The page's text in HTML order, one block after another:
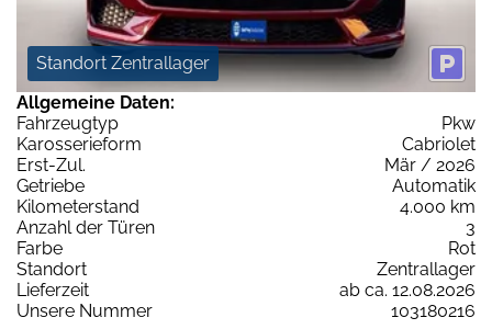
Standort Zentrallager
Allgemeine Daten:
Fahrzeugtyp
Pkw
Karosserieform
Cabriolet
Erst-Zul.
Mär / 2026
Getriebe
Automatik
Kilometerstand
4.000 km
Anzahl der Türen
3
Farbe
Rot
Standort
Zentrallager
Lieferzeit
ab ca. 12.08.2026
Unsere Nummer
103180216